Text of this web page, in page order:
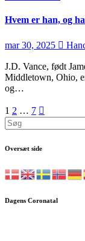
Hvem er han, og
mar 30, 2025
J.D. Vance, født
Middletown, Ohio,
og…
1 2 … 7
Oversæt side
Dagens Coronatal